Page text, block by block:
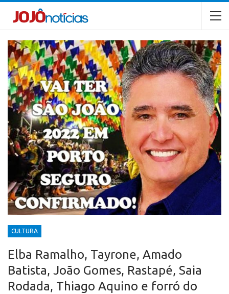
CULTURA
Elba Ramalho, Tayrone, Amado
Batista, João Gomes, Rastapé, Saia
Rodada, Thiago Aquino e forró do